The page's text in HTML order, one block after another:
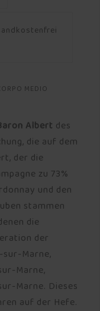
MEDIO
Albert des
die auf dem
der die
zu 73%
und den
stammen
die
der
sur-Marne,
Marne,
Marne. Dieses
auf der Hefe.